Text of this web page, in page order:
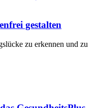
gestalten
zu erkennen und zu